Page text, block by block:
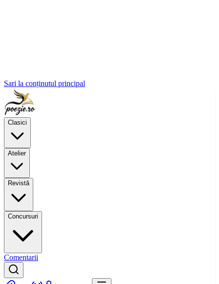
Sari la conținutul principal
Clasici
Atelier
Revistă
Concursuri
Comentarii